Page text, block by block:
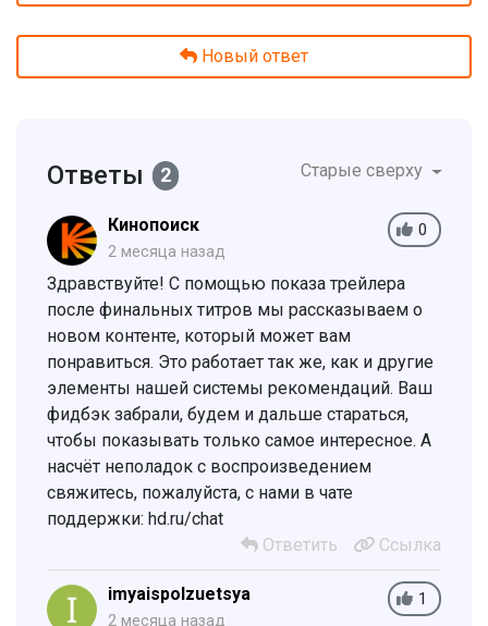
Новый ответ
Ответы 2 Старые сверху
0
Кинопоиск
2 месяца назад
Здравствуйте! С помощью показа трейлера
после финальных титров мы рассказываем о
новом контенте, который может вам
понравиться. Это работает так же, как и другие
элементы нашей системы рекомендаций. Ваш
фидбэк забрали, будем и дальше стараться,
чтобы показывать только самое интересное. А
насчёт неполадок с воспроизведением
свяжитесь, пожалуйста, с нами в чате
поддержки: hd.ru/chat
Ответить
Ссылка
1
imyaispolzuetsya
2 месяца назад